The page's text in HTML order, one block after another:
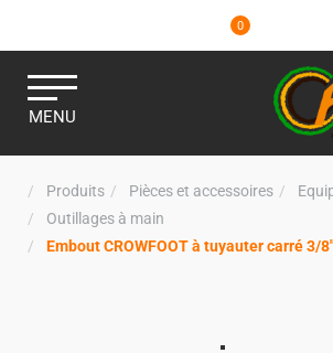
0
MENU
Produits Pièces et accessoires
Outillages à main
Embout CROWFOOT à tuyauter carré 3/